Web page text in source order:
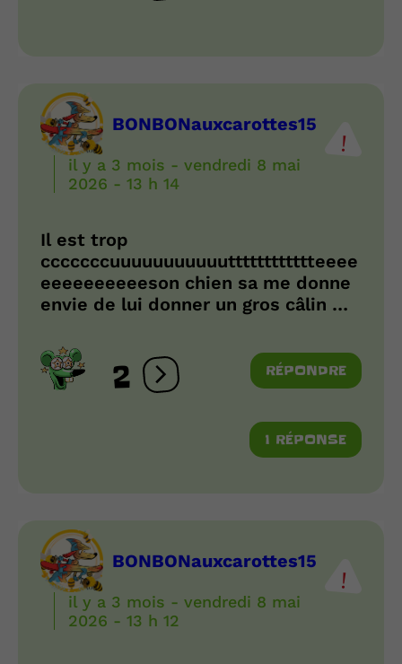
BONBONauxcarottes15
il y a 3 mois - vendredi 8 mai
2026 - 13 h 14
Il est trop
cccccccuuuuuuuuuuutttttttttttteeee
eeeeeeeeeeson chien sa me donne
envie de lui donner un gros câlin …
2 Ouvrir les réactions
RÉPONDRE
1 RÉPONSE
BONBONauxcarottes15
il y a 3 mois - vendredi 8 mai
2026 - 13 h 12